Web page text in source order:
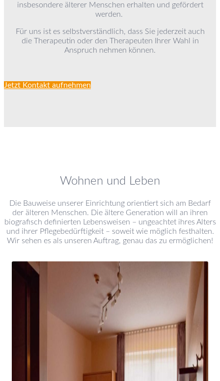
insbesondere älterer Menschen erhalten und gefördert
werden.
Für uns ist es selbstverständlich, dass Sie jederzeit auch
die Therapeutin oder den Therapeuten Ihrer Wahl in
Anspruch nehmen können.
Jetzt Kontakt aufnehmen
Wohnen und Leben
Die Bauweise unserer Einrichtung orientiert sich am Bedarf
der älteren Menschen. Die ältere Generation will an ihren
biografisch definierten Lebensweisen – ungeachtet ihres Alters
und ihrer Pflegebedürftigkeit – soweit wie möglich festhalten.
Wir sehen es als unseren Auftrag, genau das zu ermöglichen!